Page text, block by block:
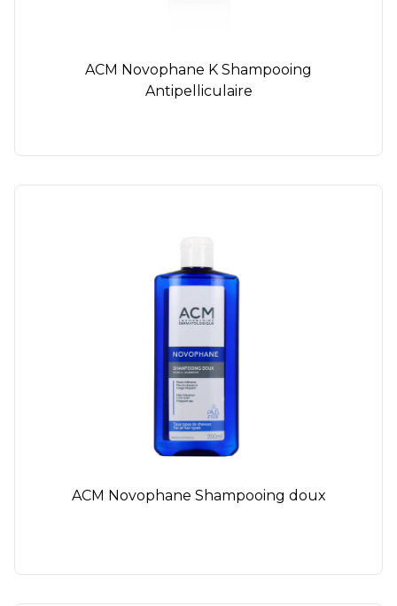
ACM Novophane K Shampooing
Antipelliculaire
ACM Novophane Shampooing doux